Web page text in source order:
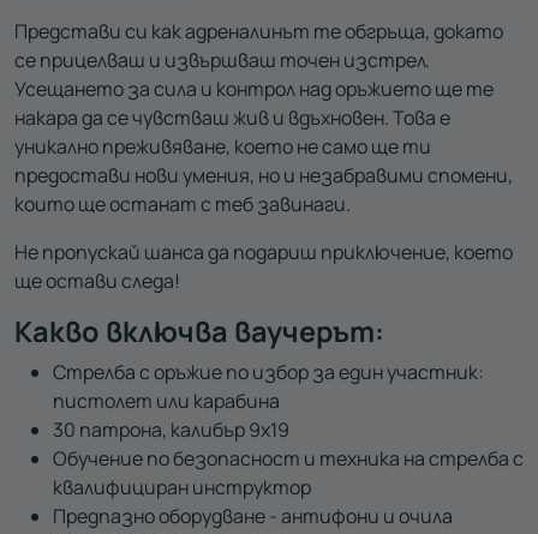
Представи си как адреналинът те обгръща, докато
се прицелваш и извършваш точен изстрел.
Усещането за сила и контрол над оръжието ще те
накара да се чувстваш жив и вдъхновен. Това е
уникално преживяване, което не само ще ти
предостави нови умения, но и незабравими спомени,
които ще останат с теб завинаги.
Не пропускай шанса да подариш приключение, което
ще остави следа!
Какво включва ваучерът:
Стрелба с оръжие по избор за един участник:
пистолет или карабина
30 патрона, калибър 9х19
Обучение по безопасност и техника на стрелба с
квалифициран инструктор
Предпазно оборудване - антифони и очила